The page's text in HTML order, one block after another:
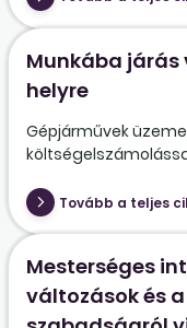
Munkába járás
helyre
Gépjárművek
Tovább a teljes
Mesterséges
változások és